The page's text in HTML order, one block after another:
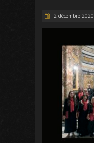
2 décembre 2020